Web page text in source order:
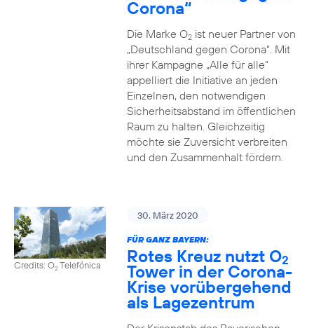
Corona“
Die Marke O2ist neuer Partner von
„Deutschland gegen Corona“. Mit
ihrer Kampagne „Alle für alle“
appelliert die Initiative an jeden
Einzelnen, den notwendigen
Sicherheitsabstand im öffentlichen
Raum zu halten. Gleichzeitig
möchte sie Zuversicht verbreiten
und den Zusammenhalt fördern.
Credits: O2Telefónica
30. März 2020
FÜR GANZ BAYERN:
Rotes Kreuz nutzt O2
Tower in der Corona-
Krise vorübergehend
als Lagezentrum